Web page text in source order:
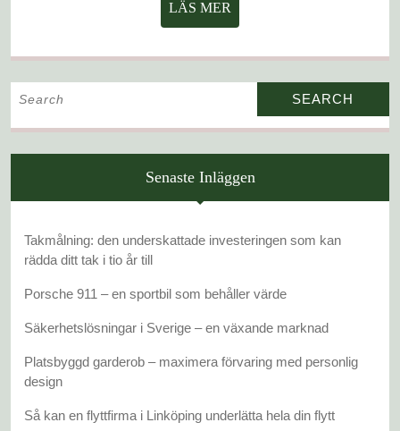
LÄS MER
MER
Search
Senaste Inläggen
Takmålning: den underskattade investeringen som kan
rädda ditt tak i tio år till
Porsche 911 – en sportbil som behåller värde
Säkerhetslösningar i Sverige – en växande marknad
Platsbyggd garderob – maximera förvaring med personlig
design
Så kan en flyttfirma i Linköping underlätta hela din flytt